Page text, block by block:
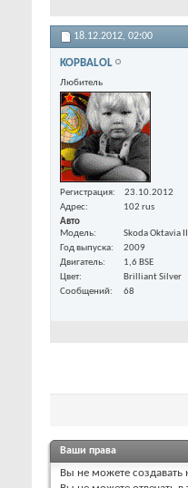
18.12.2012, 02:00
KOPBALOL
Любитель
Регистрация
23.10.2012
Адрес
102 rus
Авто
Модель
Skoda Oktavia II
Год выпуска
2009
Двигатель
1,6 BSE
Цвет
Brilliant Silver
Сообщений
68
Ваши права
Вы не можете